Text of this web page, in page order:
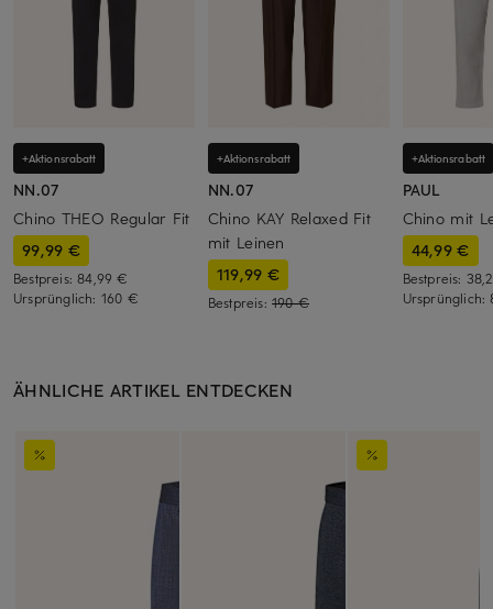
+Aktionsrabatt
NN.07
Chino THEO Regular Fit
99,99 €
Bestpreis:84,99 €
Ursprünglich: 160 €
+Aktionsrabatt
NN.07
Chino KAY Relaxed Fit
mit Leinen
119,99 €
Bestpreis: 190 €
+Aktionsrabatt
PAUL
Chino mit
44,99 €
Bestpreis:
Ursprünglich:
ÄHNLICHE ARTIKEL ENTDECKEN